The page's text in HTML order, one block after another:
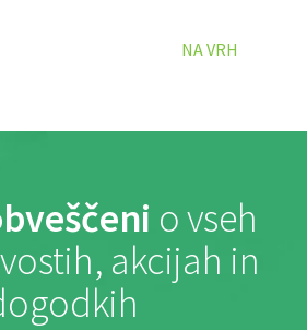
NA VRH
o vseh
akcijah in